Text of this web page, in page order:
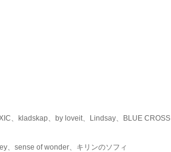
、kladskap、by loveit、Lindsay、BLUE CROSS
、sense of wonder、キリンのソフィ